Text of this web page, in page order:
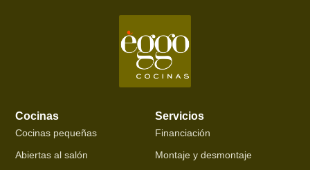
Cocinas
Cocinas pequeñas
Abiertas al salón
Servicios
Financiación
Montaje y desmontaje